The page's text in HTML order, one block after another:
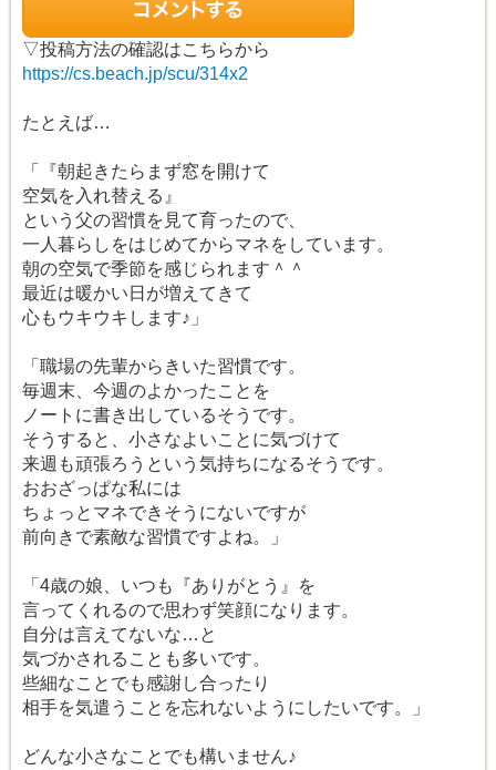
▽投稿方法の確認はこちらから
https://cs.beach.jp/scu/314x2
たとえば…
「『朝起きたらまず窓を開けて
空気を入れ替える』
という父の習慣を見て育ったので、
一人暮らしをはじめてからマネをしています。
朝の空気で季節を感じられます＾＾
最近は暖かい日が増えてきて
心もウキウキします♪」
「職場の先輩からきいた習慣です。
毎週末、今週のよかったことを
ノートに書き出しているそうです。
そうすると、小さなよいことに気づけて
来週も頑張ろうという気持ちになるそうです。
おおざっぱな私には
ちょっとマネできそうにないですが
前向きで素敵な習慣ですよね。」
「4歳の娘、いつも『ありがとう』を
言ってくれるので思わず笑顔になります。
自分は言えてないな…と
気づかされることも多いです。
些細なことでも感謝し合ったり
相手を気遣うことを忘れないようにしたいです。」
どんな小さなことでも構いません♪